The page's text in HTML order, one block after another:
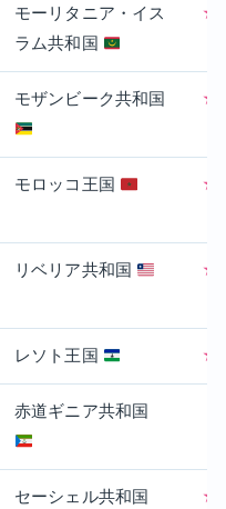
モーリタニア・イス
ラム共和国
★
モザンビーク共和国 ★
モロッコ王国 ★
リベリア共和国 ★
レソト王国 ★
赤道ギニア共和国
セーシェル共和国 ★